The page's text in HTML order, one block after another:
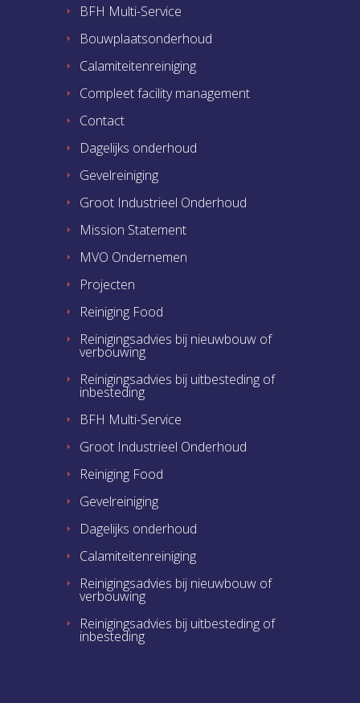
BFH Multi-Service
Bouwplaatsonderhoud
Calamiteitenreiniging
Compleet facility management
Contact
Dagelijks onderhoud
Gevelreiniging
Groot Industrieel Onderhoud
Mission Statement
MVO Ondernemen
Projecten
Reiniging Food
Reinigingsadvies bij nieuwbouw of
verbouwing
Reinigingsadvies bij uitbesteding of
inbesteding
BFH Multi-Service
Groot Industrieel Onderhoud
Reiniging Food
Gevelreiniging
Dagelijks onderhoud
Calamiteitenreiniging
Reinigingsadvies bij nieuwbouw of
verbouwing
Reinigingsadvies bij uitbesteding of
inbesteding